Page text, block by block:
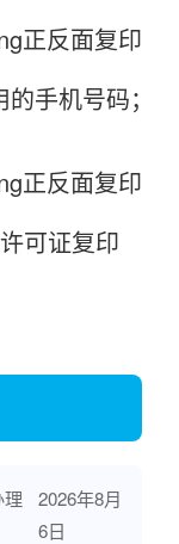
正反面复印
手机号码；
正反面复印
可证复印
理
2026年8月
6日